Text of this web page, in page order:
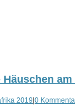
am
2019 0